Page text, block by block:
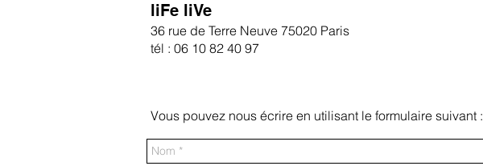
liFe liVe
36 rue de Terre Neuve 75020 Paris
tél : 06 10 82 40 97
Vous pouvez nous écrire en utilisant le formulaire suivant :